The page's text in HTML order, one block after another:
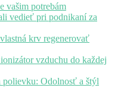
vašim potrebám
vedieť pri podnikaní za
krv regenerovať
vzduchu do každej
polievku: Odolnosť a štýl